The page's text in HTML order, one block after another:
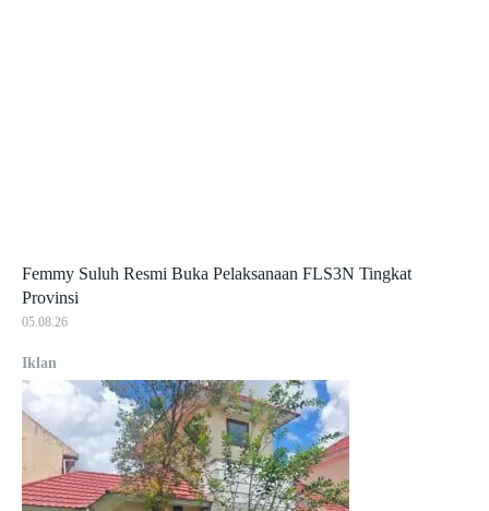
Femmy Suluh Resmi Buka Pelaksanaan FLS3N Tingkat
Provinsi
05.08.26
Iklan